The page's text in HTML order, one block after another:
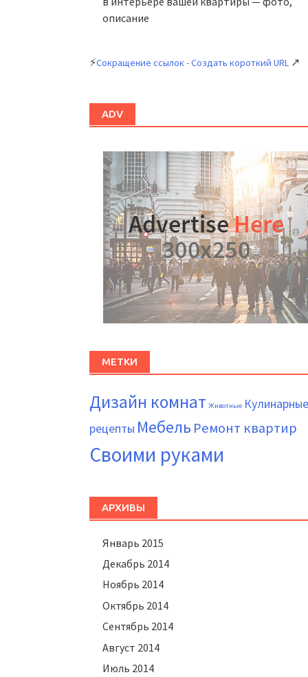
описание
⚡Сокращение ссылок - Создать короткий URL ↗
ADV
МЕТКИ
Дизайн комнат Животные Кулинарные
рецепты Мебель Ремонт квартир
Своими руками
АРХИВЫ
Январь 2015
Декабрь 2014
Ноябрь 2014
Октябрь 2014
Сентябрь 2014
Август 2014
Июль 2014